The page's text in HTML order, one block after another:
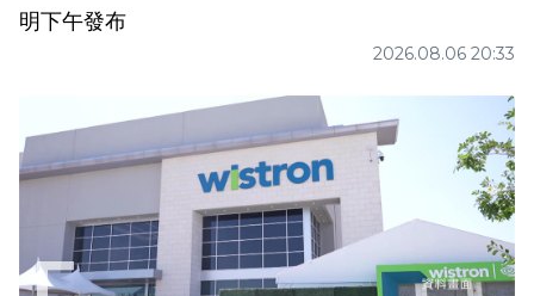
明下午發布
2026.08.06 20:33